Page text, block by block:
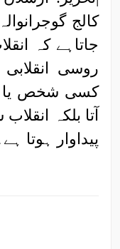
کالج
جاتاہے کہ
روسی انقلابی
کسی شخص یا
آتا بلکہ
پیداوار ہوتا